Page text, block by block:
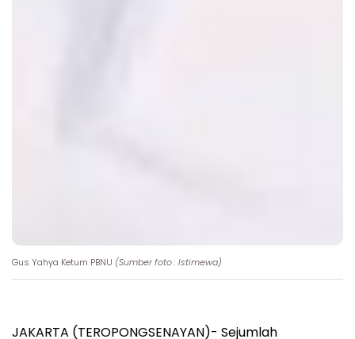
Gus Yahya Ketum PBNU (Sumber foto : Istimewa)
JAKARTA (TEROPONGSENAYAN)- Sejumlah